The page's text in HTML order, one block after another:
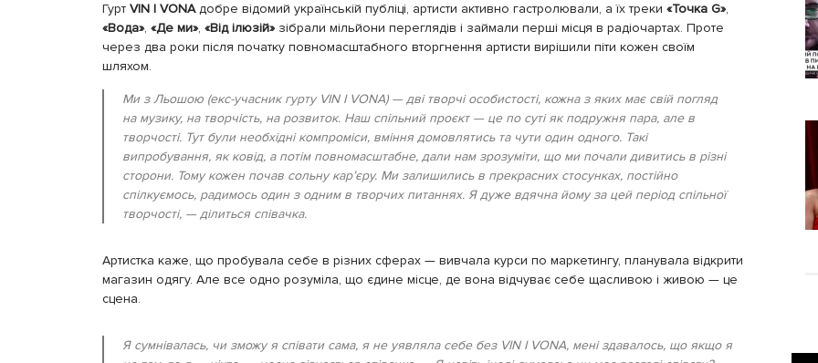
Гурт VIN I VONAдобре відомий українській публіці, артисти активно гастролювали, а їх треки «Точка G»,
«Вода», «Де ми», «Від ілюзій»зібрали мільйони переглядів і займали перші місця в радіочартах. Проте
через два роки після початку повномасштабного вторгнення артисти вирішили піти кожен своїм
шляхом.
Ми з Льошою (екс-учасник гурту VIN I VONA)— дві творчі особистості, кожна з яких має свій погляд
на музику, на творчість, на розвиток. Наш спільний проєкт — це по суті як подружня пара, але в
творчості. Тут були необхідні компроміси, вміння домовлятись та чути один одного. Такі
випробування, як ковід, а потім повномасштабне, дали нам зрозуміти, що ми почали дивитись в різні
сторони. Тому кожен почав сольну карʼєру. Ми залишились в прекрасних стосунках, постійно
спілкуємось, радимось один з одним в творчих питаннях. Я дуже вдячна йому за цей період спільної
творчості, — ділиться співачка.
Артистка каже, що пробувала себе в різних сферах — вивчала курси по маркетингу, планувала відкрити
магазин одягу. Але все одно розуміла, що єдине місце, де вона відчуває себе щасливою і живою — це
сцена.
Я сумнівалась, чи зможу я співати сама, я не уявляла себе без VIN I VONA, мені здавалось, що якщо я